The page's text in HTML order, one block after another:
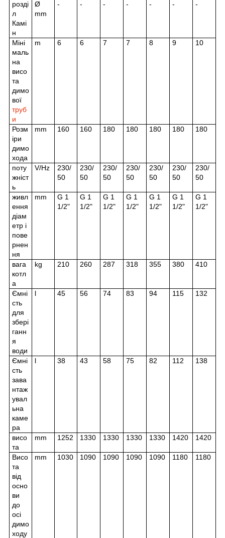
розді
л
Камі
н
Ø
mm
- - - - - - -
Міні
маль
на
висо
та
димо
вої
труб
и
m 6 6 7 7 8 9 10
Розм
іри
димо
хода
mm 160 160 180 180 180 180 180
поту
жніст
ь
V/Hz
230/
50
230/
50
230/
50
230/
50
230/
50
230/
50
230/
50
живл
ення
діам
етр і
пове
рнен
ня
mm
G 1
1/2"
G 1
1/2"
G 1
1/2"
G 1
1/2"
G 1
1/2"
G 1
1/2"
G 1
1/2"
вага
котл
а
kg 210 260 287 318 355 380 410
Ємні
сть
для
збері
ганн
я
води
l 45 56 74 83 94 115 132
Ємні
сть
зава
нтаж
увал
ьна
каме
ра
l 38 43 58 75 82 112 138
висо
та
mm 1252 1330 1330 1330 1330 1420 1420
Висо
та
від
осно
ви
до
осі
димо
ходу
mm 1030 1090 1090 1090 1090 1180 1180